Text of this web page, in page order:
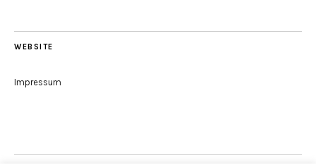
WEBSITE
Impressum